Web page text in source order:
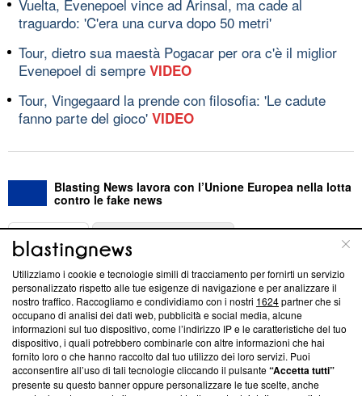
Vuelta, Evenepoel vince ad Arinsal, ma cade al
traguardo: 'C'era una curva dopo 50 metri'
Tour, dietro sua maestà Pogacar per ora c'è il miglior
Evenepoel di sempre VIDEO
Tour, Vingegaard la prende con filosofia: 'Le cadute
fanno parte del gioco' VIDEO
Blasting News lavora con l’Unione Europea nella lotta
contro le fake news
ABOUT
Questa sezione offre informazioni trasparenti su Blasting
News, sui nostri processi editoriali e su come ci impegniamo a
creare news di qualità. Inoltre, afferma la nostra aderenza a
‘Trust Project - News with Integrity’Blasting News non è
ancora membro del programma, ma ha richiesto di farne
parte; Trust Project non ha ancora effettuato una verifica di
conformità agli standard.
Utilizziamo i cookie e tecnologie simili di tracciamento per fornirti un servizio
personalizzato rispetto alle tue esigenze di navigazione e per analizzare il
nostro traffico. Raccogliamo e condividiamo con i nostri 1624partner che si
occupano di analisi dei dati web, pubblicità e social media, alcune
informazioni sul tuo dispositivo, come l’indirizzo IP e le caratteristiche del tuo
dispositivo, i quali potrebbero combinarle con altre informazioni che hai
fornito loro o che hanno raccolto dal tuo utilizzo dei loro servizi. Puoi
acconsentire all’uso di tali tecnologie cliccando il pulsante“Accetta tutti”
presente su questo banner oppure personalizzare le tue scelte, anche